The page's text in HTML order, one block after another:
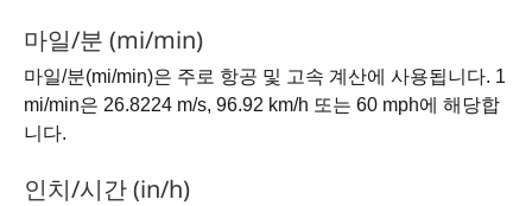
마일/분 (mi/min)
마일/분(mi/min)은 주로 항공 및 고속 계산에 사용됩니다. 1
mi/min은 26.8224 m/s, 96.92 km/h 또는 60 mph에 해당합
니다.
인치/시간 (in/h)